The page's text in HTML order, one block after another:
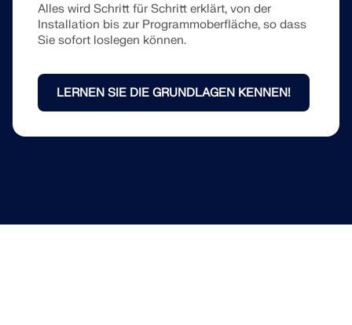
Alles wird Schritt für Schritt erklärt, von der
Installation bis zur Programmoberfläche, so dass
Sie sofort loslegen können.
LERNEN SIE DIE GRUNDLAGEN KENNEN!